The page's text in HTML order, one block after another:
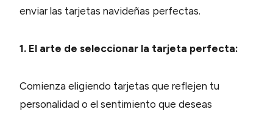
enviar las tarjetas navideñas perfectas.
1. El arte de seleccionar la tarjeta perfecta:
Comienza eligiendo tarjetas que reflejen tu
personalidad o el sentimiento que deseas